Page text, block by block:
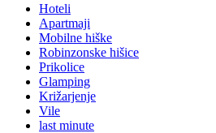
Hoteli
Apartmaji
Mobilne hiške
Robinzonske hišice
Prikolice
Glamping
Križarjenje
Vile
last minute